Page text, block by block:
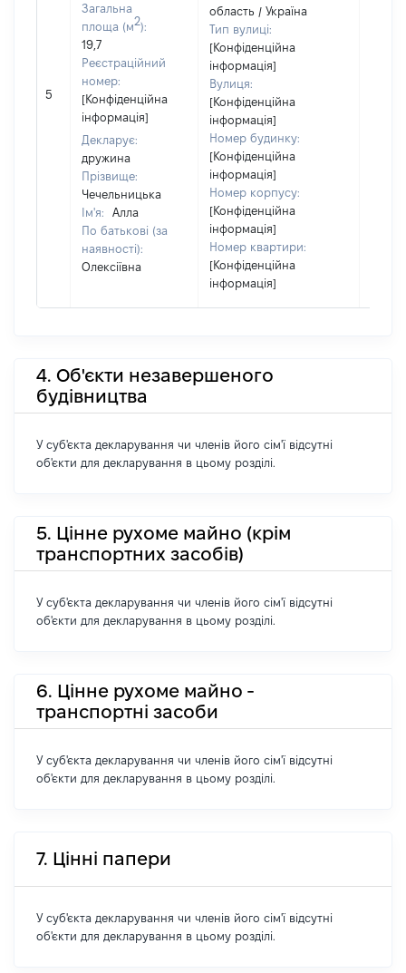
5
Загальна
площа (м2):
19,7
Реєстраційний
номер:
[Конфіденційна
інформація]
Декларує:
дружина
Прізвище:
Чечельницька
Ім'я:
Алла
По батькові (за
наявності):
Олексіївна
область / Україна
Тип вулиці:
[Конфіденційна
інформація]
Вулиця:
[Конфіденційна
інформація]
Номер будинку:
[Конфіденційна
інформація]
Номер корпусу:
[Конфіденційна
інформація]
Номер квартири:
[Конфіденційна
інформація]
4. Об'єкти незавершеного
будівництва
У суб'єкта декларування чи членів його сім'ї відсутні
об'єкти для декларування в цьому розділі.
5. Цінне рухоме майно (крім
транспортних засобів)
У суб'єкта декларування чи членів його сім'ї відсутні
об'єкти для декларування в цьому розділі.
6. Цінне рухоме майно -
транспортні засоби
У суб'єкта декларування чи членів його сім'ї відсутні
об'єкти для декларування в цьому розділі.
7. Цінні папери
У суб'єкта декларування чи членів його сім'ї відсутні
об'єкти для декларування в цьому розділі.